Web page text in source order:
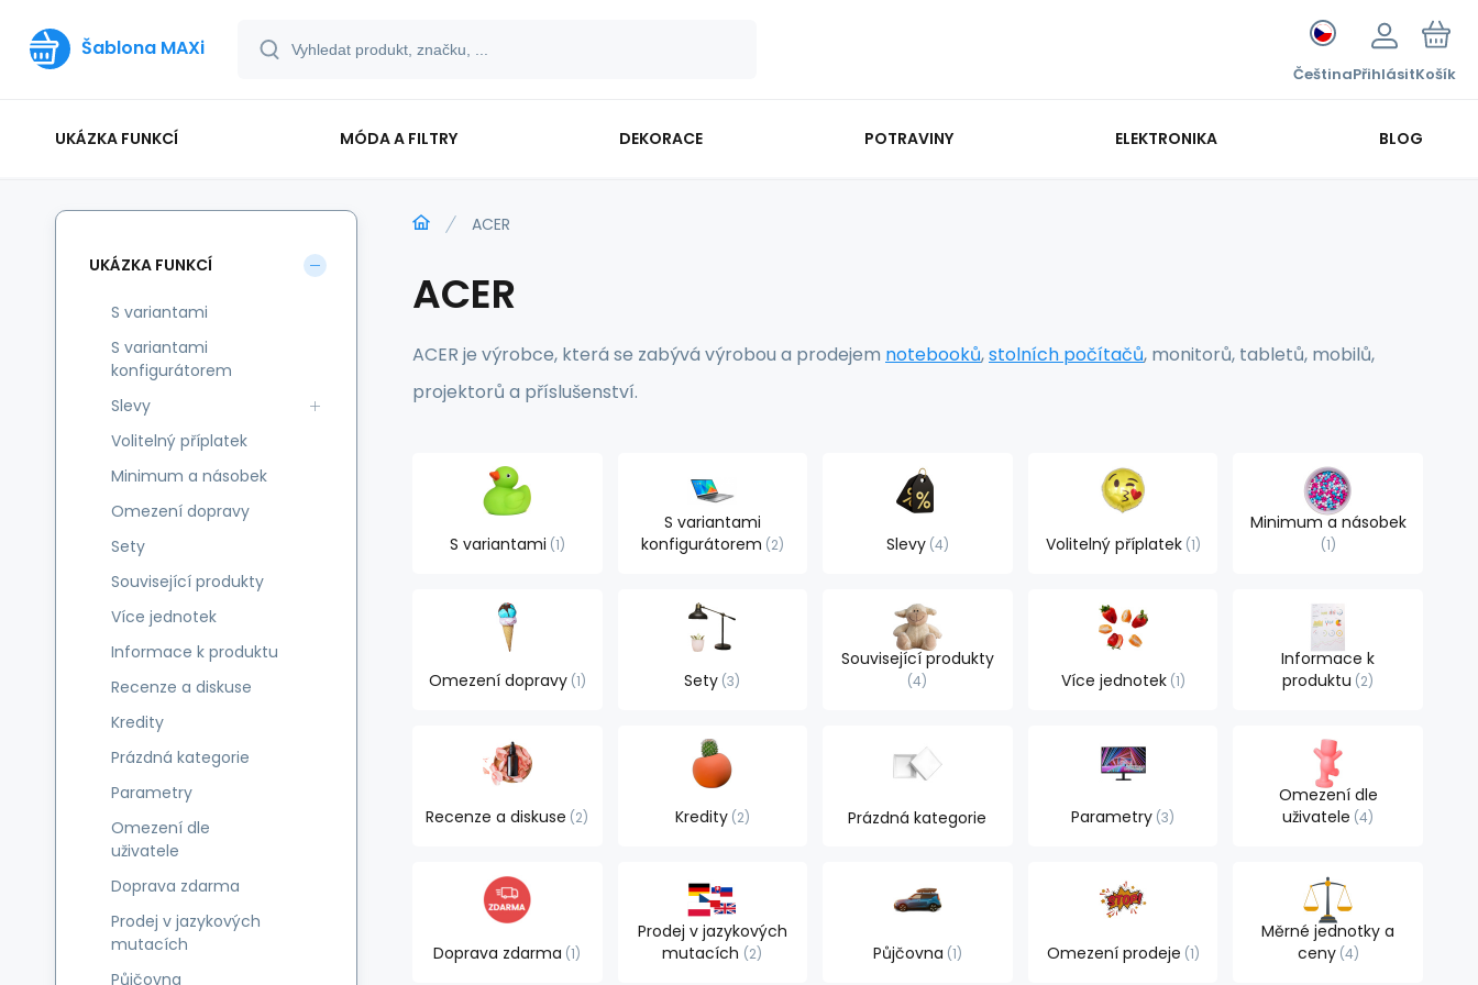
Šablona MAXi
ČeštinaPřihlásitKošík
UKÁZKA FUNKCÍ MÓDA A FILTRY DEKORACE POTRAVINY ELEKTRONIKA BLOG
ACER
ACER
ACER je výrobce, která se zabývá výrobou a prodejem notebooků,stolních počítačů, monitorů, tabletů, mobilů,
projektorů a příslušenství.
S variantami 1
S variantami
konfigurátorem 2 Slevy 4 Volitelný příplatek 1
Minimum a násobek
1
Omezení dopravy 1 Sety 3
Související produkty
4 Více jednotek 1
Informace k
produktu 2
Recenze a diskuse 2 Kredity 2 Prázdná kategorie Parametry 3
Omezení dle
uživatele 4
Doprava zdarma 1
Prodej v jazykových
mutacích
2 Půjčovna 1 Omezení prodeje 1
Měrné jednotky a
ceny 4
UKÁZKA FUNKCÍ
S variantami
S variantami
konfigurátorem
Slevy
Volitelný příplatek
Minimum a násobek
Omezení dopravy
Sety
Související produkty
Více jednotek
Informace k produktu
Recenze a diskuse
Kredity
Prázdná kategorie
Parametry
Omezení dle
uživatele
Doprava zdarma
Prodej v jazykových
mutacích
Půjčovna